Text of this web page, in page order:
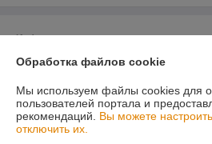
Информация для покупателя
Юридическое лицо:OOO «Эперон»
318
Регистрационный номер ЕГР: 691061560
Обработка файлов cookie
Мы используем файлы cookies для
пользователей портала и
рекомендаций. Вы можете
отключить их.